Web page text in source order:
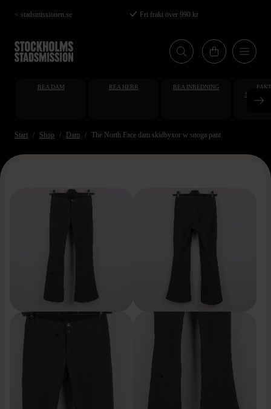
Hoppa
till
huvudinnehåll
< stadsmissionen.se Fri frakt över 990 kr
REA DAM REA HERR REA INREDNING
Start Shop Dam The North Face dam skidbyxor w snoga pant